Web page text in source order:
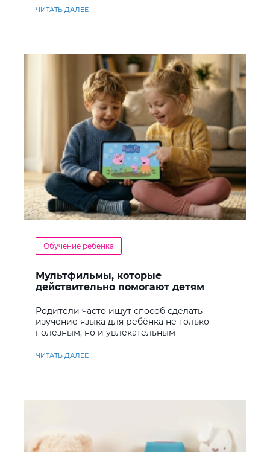
ЧИТАТЬ ДАЛЕЕ
Обучение ребенка
Мультфильмы, которые
действительно помогают детям
Родители часто ищут способ сделать
изучение языка для ребёнка не только
полезным, но и увлекательным
ЧИТАТЬ ДАЛЕЕ